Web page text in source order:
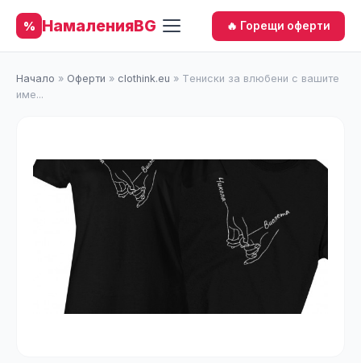
% НамаленияBG 🔥 Горещи оферти
Начало » Оферти » clothink.eu » Tениски за влюбени с вашите
име...